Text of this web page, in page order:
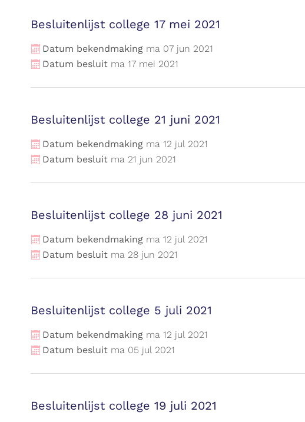
Besluitenlijst college 17 mei 2021
Datum bekendmaking ma 07 jun 2021
Datum besluit ma 17 mei 2021
Besluitenlijst college 21 juni 2021
Datum bekendmaking ma 12 jul 2021
Datum besluit ma 21 jun 2021
Besluitenlijst college 28 juni 2021
Datum bekendmaking ma 12 jul 2021
Datum besluit ma 28 jun 2021
Besluitenlijst college 5 juli 2021
Datum bekendmaking ma 12 jul 2021
Datum besluit ma 05 jul 2021
Besluitenlijst college 19 juli 2021